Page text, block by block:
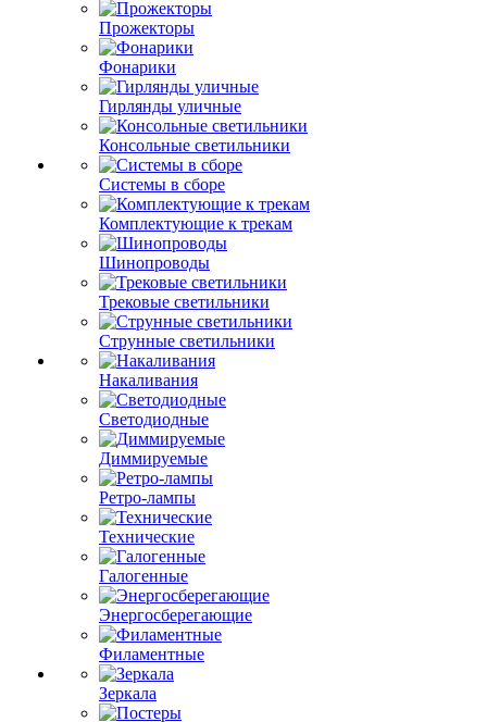
Прожекторы
Фонарики
Гирлянды уличные
Консольные светильники
Системы в сборе
Комплектующие к трекам
Шинопроводы
Трековые светильники
Струнные светильники
Накаливания
Светодиодные
Диммируемые
Ретро-лампы
Технические
Галогенные
Энергосберегающие
Филаментные
Зеркала